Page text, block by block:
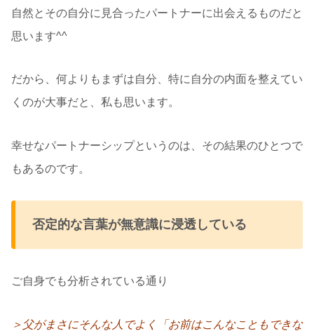
自然とその自分に見合ったパートナーに出会えるものだと
思います^^
だから、何よりもまずは自分、特に自分の内面を整えてい
くのが大事だと、私も思います。
幸せなパートナーシップというのは、その結果のひとつで
もあるのです。
否定的な言葉が無意識に浸透している
ご自身でも分析されている通り
＞父がまさにそんな人でよく「お前はこんなこともできな